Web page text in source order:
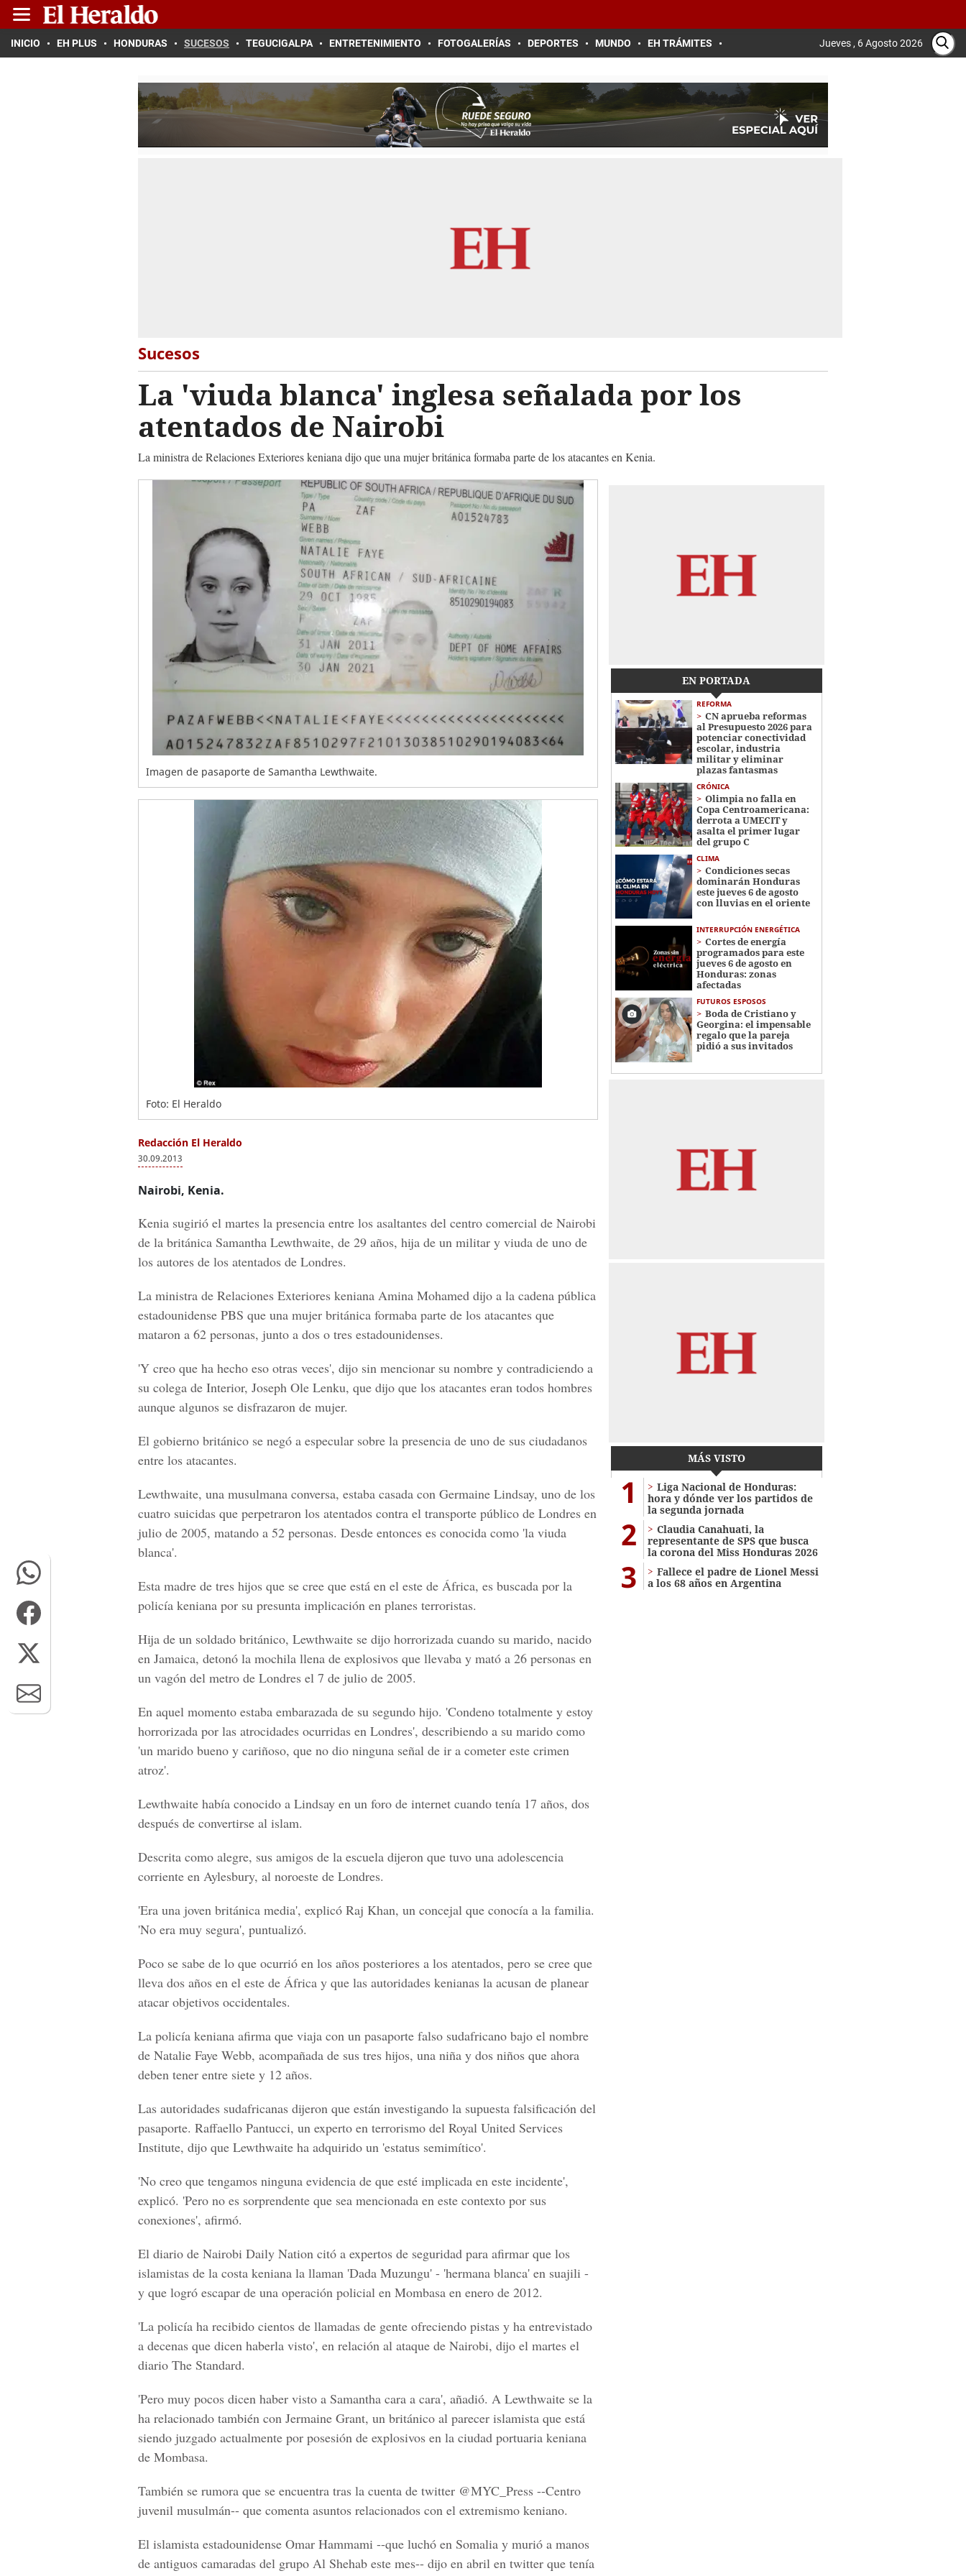
INICIO EH PLUS HONDURAS SUCESOS TEGUCIGALPA ENTRETENIMIENTO FOTOGALERÍAS DEPORTES MUNDO EH TRÁMITES Jueves , 6 Agosto 2026
Sucesos
La 'viuda blanca' inglesa señalada por los
atentados de Nairobi
La ministra de Relaciones Exteriores keniana dijo que una mujer británica formaba parte de los atacantes en Kenia.
Imagen de pasaporte de Samantha Lewthwaite.
Foto: El Heraldo
Redacción El Heraldo
30.09.2013
Nairobi, Kenia.
Kenia sugirió el martes la presencia entre los asaltantes del centro comercial de Nairobi
de la británica Samantha Lewthwaite, de 29 años, hija de un militar y viuda de uno de
los autores de los atentados de Londres.
La ministra de Relaciones Exteriores keniana Amina Mohamed dijo a la cadena pública
estadounidense PBS que una mujer británica formaba parte de los atacantes que
mataron a 62 personas, junto a dos o tres estadounidenses.
'Y creo que ha hecho eso otras veces', dijo sin mencionar su nombre y contradiciendo a
su colega de Interior, Joseph Ole Lenku, que dijo que los atacantes eran todos hombres
aunque algunos se disfrazaron de mujer.
El gobierno británico se negó a especular sobre la presencia de uno de sus ciudadanos
entre los atacantes.
Lewthwaite, una musulmana conversa, estaba casada con Germaine Lindsay, uno de los
cuatro suicidas que perpetraron los atentados contra el transporte público de Londres en
julio de 2005, matando a 52 personas. Desde entonces es conocida como 'la viuda
blanca'.
Esta madre de tres hijos que se cree que está en el este de África, es buscada por la
policía keniana por su presunta implicación en planes terroristas.
Hija de un soldado británico, Lewthwaite se dijo horrorizada cuando su marido, nacido
en Jamaica, detonó la mochila llena de explosivos que llevaba y mató a 26 personas en
un vagón del metro de Londres el 7 de julio de 2005.
En aquel momento estaba embarazada de su segundo hijo. 'Condeno totalmente y estoy
horrorizada por las atrocidades ocurridas en Londres', describiendo a su marido como
'un marido bueno y cariñoso, que no dio ninguna señal de ir a cometer este crimen
atroz'.
Lewthwaite había conocido a Lindsay en un foro de internet cuando tenía 17 años, dos
después de convertirse al islam.
Descrita como alegre, sus amigos de la escuela dijeron que tuvo una adolescencia
corriente en Aylesbury, al noroeste de Londres.
'Era una joven británica media', explicó Raj Khan, un concejal que conocía a la familia.
'No era muy segura', puntualizó.
Poco se sabe de lo que ocurrió en los años posteriores a los atentados, pero se cree que
lleva dos años en el este de África y que las autoridades kenianas la acusan de planear
atacar objetivos occidentales.
La policía keniana afirma que viaja con un pasaporte falso sudafricano bajo el nombre
de Natalie Faye Webb, acompañada de sus tres hijos, una niña y dos niños que ahora
deben tener entre siete y 12 años.
Las autoridades sudafricanas dijeron que están investigando la supuesta falsificación del
pasaporte. Raffaello Pantucci, un experto en terrorismo del Royal United Services
Institute, dijo que Lewthwaite ha adquirido un 'estatus semimítico'.
'No creo que tengamos ninguna evidencia de que esté implicada en este incidente',
explicó. 'Pero no es sorprendente que sea mencionada en este contexto por sus
conexiones', afirmó.
El diario de Nairobi Daily Nation citó a expertos de seguridad para afirmar que los
islamistas de la costa keniana la llaman 'Dada Muzungu' - 'hermana blanca' en suajili -
y que logró escapar de una operación policial en Mombasa en enero de 2012.
'La policía ha recibido cientos de llamadas de gente ofreciendo pistas y ha entrevistado
a decenas que dicen haberla visto', en relación al ataque de Nairobi, dijo el martes el
diario The Standard.
'Pero muy pocos dicen haber visto a Samantha cara a cara', añadió. A Lewthwaite se la
ha relacionado también con Jermaine Grant, un británico al parecer islamista que está
siendo juzgado actualmente por posesión de explosivos en la ciudad portuaria keniana
de Mombasa.
También se rumora que se encuentra tras la cuenta de twitter @MYC_Press --Centro
juvenil musulmán-- que comenta asuntos relacionados con el extremismo keniano.
El islamista estadounidense Omar Hammami --que luchó en Somalia y murió a manos
de antiguos camaradas del grupo Al Shehab este mes-- dijo en abril en twitter que tenía
EN PORTADA
REFORMA
CN aprueba reformas
al Presupuesto 2026 para
potenciar conectividad
escolar, industria
militar y eliminar
plazas fantasmas
CRÓNICA
Olimpia no falla en
Copa Centroamericana:
derrota a UMECIT y
asalta el primer lugar
del grupo C
CLIMA
Condiciones secas
dominarán Honduras
este jueves 6 de agosto
con lluvias en el oriente
INTERRUPCIÓN ENERGÉTICA
Cortes de energía
programados para este
jueves 6 de agosto en
Honduras: zonas
afectadas
FUTUROS ESPOSOS
Boda de Cristiano y
Georgina: el impensable
regalo que la pareja
pidió a sus invitados
MÁS VISTO
1
Liga Nacional de Honduras:
hora y dónde ver los partidos de
la segunda jornada
2
Claudia Canahuati, la
representante de SPS que busca
la corona del Miss Honduras 2026
3
Fallece el padre de Lionel Messi
a los 68 años en Argentina